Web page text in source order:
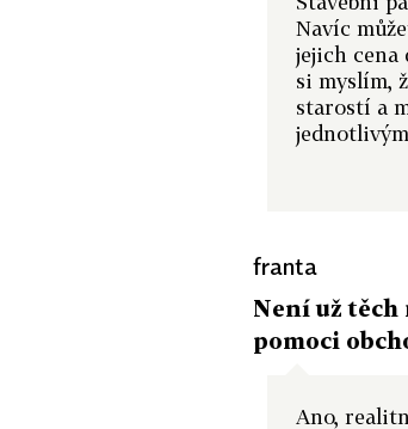
Navíc
jejich cena
si myslím,
starostí a
franta
Není už těch
pomoci
Ano,